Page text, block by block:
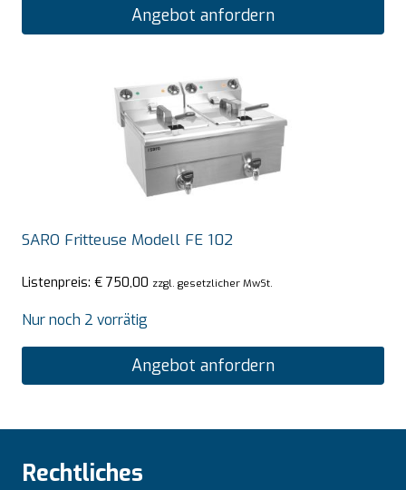
Angebot anfordern
SARO Fritteuse Modell FE 102
Listenpreis: € 750,00 zzgl. gesetzlicher MwSt.
Nur noch 2 vorrätig
Angebot anfordern
Rechtliches